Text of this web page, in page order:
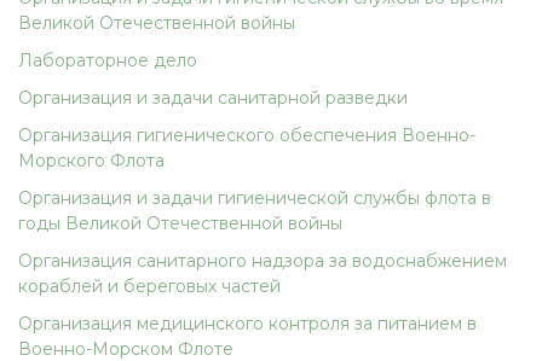
Великой Отечественной войны
Лабораторное дело
Организация и задачи санитарной разведки
Организация гигиенического обеспечения Военно-
Морского Флота
Организация и задачи гигиенической службы флота в
годы Великой Отечественной войны
Организация санитарного надзора за водоснабжением
кораблей и береговых частей
Организация медицинского контроля за питанием в
Военно-Морском Флоте